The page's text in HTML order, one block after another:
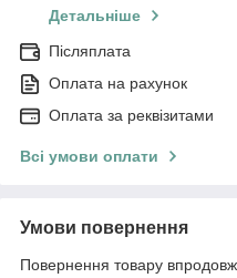
Детальніше
Післяплата
Оплата на рахунок
Оплата за реквізитами
Всі умови оплати
Умови повернення
Повернення товару